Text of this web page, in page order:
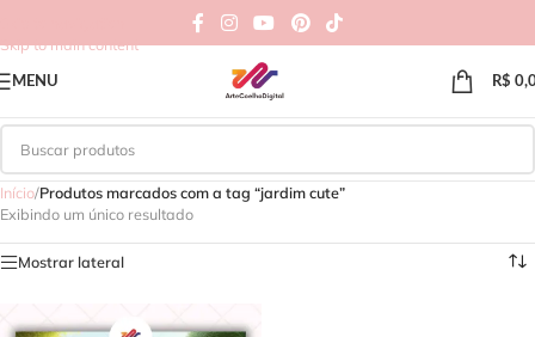
Skip to main content
MENU R$
Início/Produtos marcados com a tag “jardim cute”
Exibindo um único resultado
Mostrar lateral